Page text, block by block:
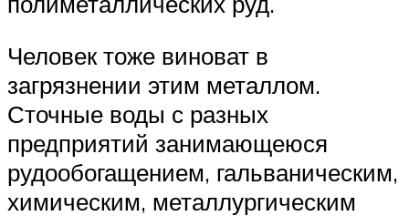
Человек тоже виноват в
загрязнении этим металлом.
Сточные воды с разных
предприятий занимающеюся
рудообогащением, гальваническим,
химическим, металлургическим